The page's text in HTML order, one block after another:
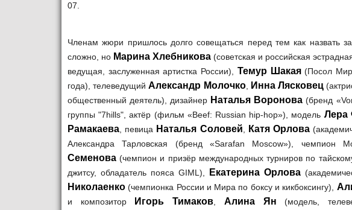
07.
Членам жюри пришлось долго совещаться перед тем как назвать
сложно, но Марина Хлебникова (советская и российская
ведущая, заслуженная артистка России), Темур Шакая(Посол
года), телеведущийАлександр Молочко, Инна Лясковец
общественный деятель), дизайнер Наталья Воронова (бренд
группы "7hills", актёр (фильм «Beef: Russian hip-hop»), модель Лера
Рамакаева , певица Наталья Соловей Катя Орлова
Александра Тарловская (бренд «Sarafan Moscow»), чемпион
Семенова (чемпион и призёр международных турниров по
джитсу, обладатель пояса GIML),
Екатерина Орлова
Николаенко (чемпионка России и Мира по боксу и кикбоксингу),
и композитор
Игорь Тимаков Алина Ян (модель,